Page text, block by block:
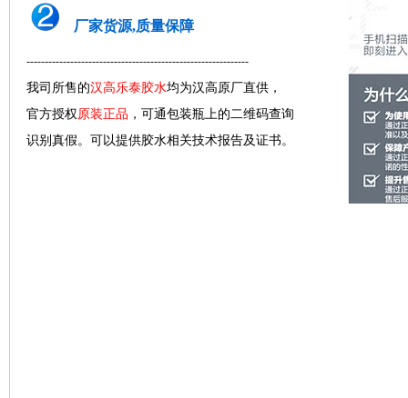
厂家货源,质量保障
-------------------------------------------------------------
我司所售的汉高乐泰胶水均为汉高原厂直供，
官方授权原装正品 ，可通包装瓶上的二维码查询
识别真假。可以提供胶水相关技术报告及证书。